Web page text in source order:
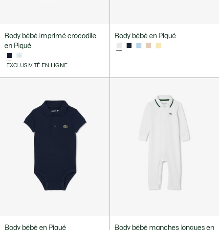
Body bébé imprimé crocodile
en Piqué
EXCLUSIVITÉ EN LIGNE
Body bébé en Piqué
Body bébé en Piqué Body bébé manches longues en